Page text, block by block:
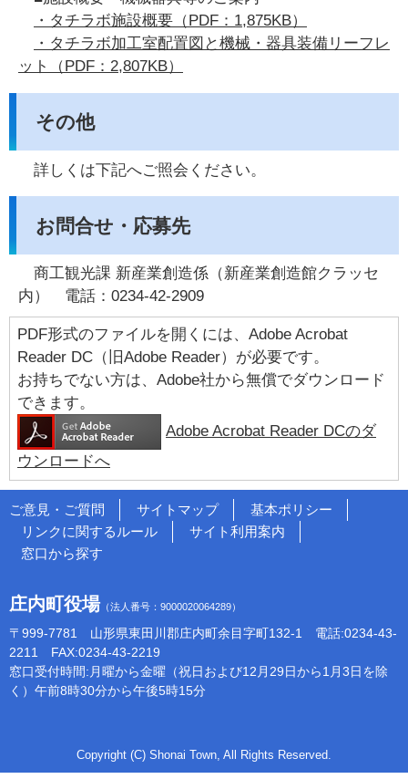
・タチラボ施設概要（PDF：1,875KB）
・タチラボ加工室配置図と機械・器具装備リーフレ
ット（PDF：2,807KB）
その他
詳しくは下記へご照会ください。
お問合せ・応募先
商工観光課 新産業創造係（新産業創造館クラッセ
内） 電話：0234-42-2909
PDF形式のファイルを開くには、Adobe Acrobat
Reader DC（旧Adobe Reader）が必要です。
お持ちでない方は、Adobe社から無償でダウンロード
できます。
Adobe Acrobat Reader DCのダ
ウンロードへ
ご意見・ご質問 サイトマップ
基本ポリシー
リンクに関するルール
サイト利用案内
窓口から探す
庄内町役場（法人番号：9000020064289）
〒999-7781 山形県東田川郡庄内町余目字町132-1 電話:0234-43-
2211 FAX:0234-43-2219
窓口受付時間:月曜から金曜（祝日および12月29日から1月3日を除
く）午前8時30分から午後5時15分
Copyright (C) Shonai Town, All Rights Reserved.